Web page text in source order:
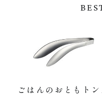
ごはんのおともト